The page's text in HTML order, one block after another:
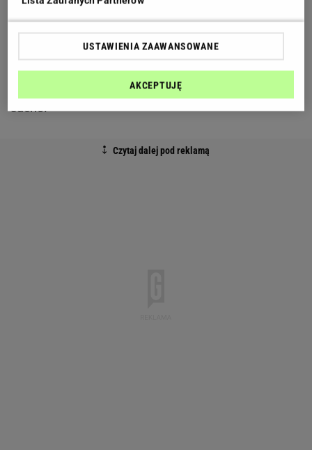
By wołowina pozostała soczysta, najlepiej nie
wrzucisz na patelnię zbyt wiele mięsa, temperatura
tłuszczu gwałtownie spadnie, przez co będzie się
ono raczej dusiło niż smażyło i w efekcie wyjdzie za
suche.
USTAWIENIA ZAAWANSOWANE
AKCEPTUJĘ